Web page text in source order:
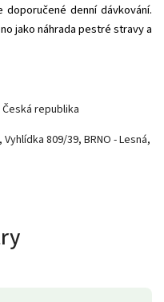
denní dávkování.
jako náhrada pestré stravy a
Česká republika
809/39, BRNO - Lesná,